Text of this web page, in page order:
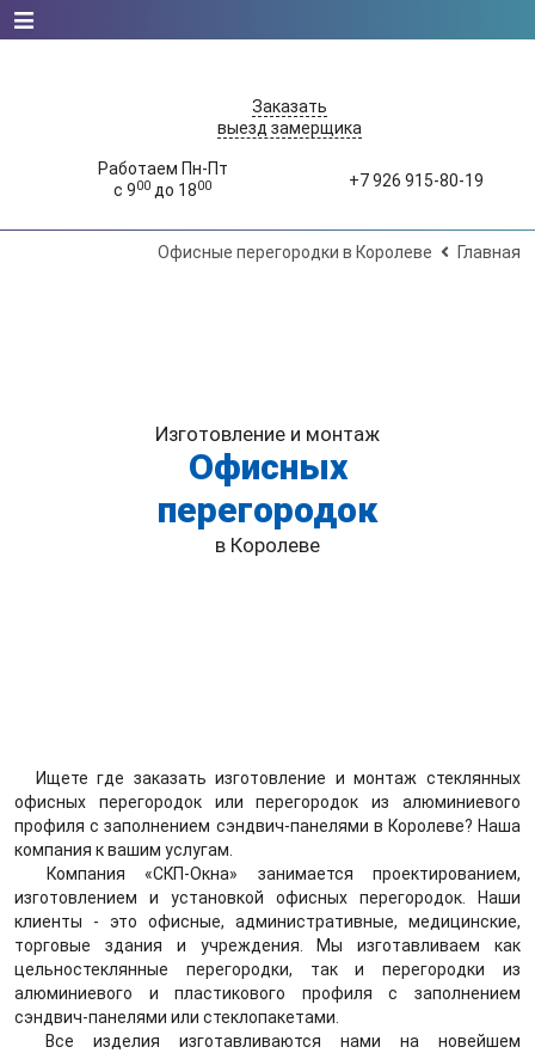
Заказать
выезд замерщика
Работаем Пн-Пт
с 900 до 1800 +7 926 915-80-19
Офисные перегородки в Королеве Главная
Изготовление и монтаж
Офисных
перегородок
в Королеве
Ищете где заказать изготовление и монтаж стеклянных
офисных перегородок или перегородок из алюминиевого
профиля с заполнением сэндвич-панелями в Королеве? Наша
компания к вашим услугам.
Компания «СКП-Окна» занимается проектированием,
изготовлением и установкой офисных перегородок. Наши
клиенты - это офисные, административные, медицинские,
торговые здания и учреждения. Мы изготавливаем как
цельностеклянные перегородки, так и перегородки из
алюминиевого и пластикового профиля с заполнением
сэндвич-панелями или стеклопакетами.
Все изделия изготавливаются нами на новейшем